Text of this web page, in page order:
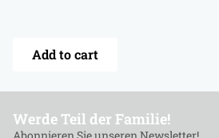
Add to cart
Werde Teil der Familie!